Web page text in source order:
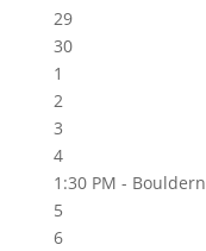
29
30
1
2
3
4
1:30 PM - Bouldern
5
6